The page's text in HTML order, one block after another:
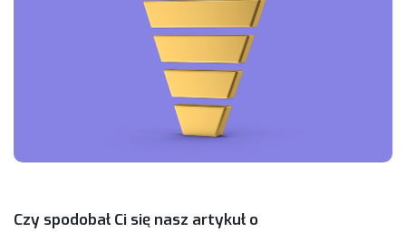
Czy spodobał Ci się nasz artykuł o